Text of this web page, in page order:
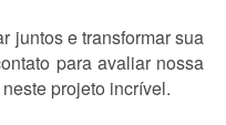
juntos e transformar sua
para avaliar nossa
projeto incrível.